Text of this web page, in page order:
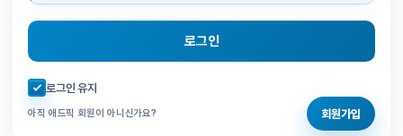
로그인
자동로그인 체크
로그인 유지
아직 애드픽 회원이 아니신가요? 회원가입